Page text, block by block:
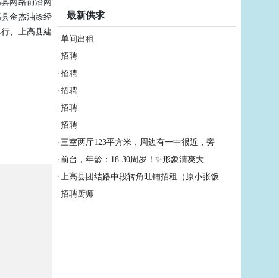
网络前沿网
金杰油漆经
、上高县建
最新供求
·单间出租
·招聘
·招聘
·招聘
·招聘
·招聘
·三室两厅123平方米，周边有一中很近，旁
·前台，年龄：18-30周岁！✨形象清爽大
·上高县团结路中段转角旺铺招租（原小张饭
·招聘厨师